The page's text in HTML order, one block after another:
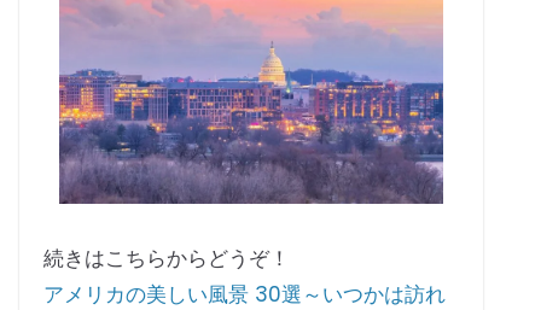
続きはこちらからどうぞ！
アメリカの美しい風景 30選～いつかは訪れ